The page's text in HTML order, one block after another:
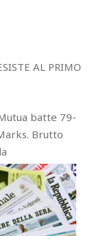
AL PRIMO
batte 79-
Brutto